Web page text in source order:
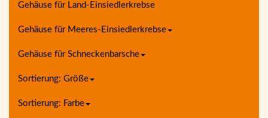
Gehäuse für Land-Einsiedlerkrebse
Gehäuse für Meeres-Einsiedlerkrebse
Gehäuse für Schneckenbarsche
Sortierung: Größe
Sortierung: Farbe